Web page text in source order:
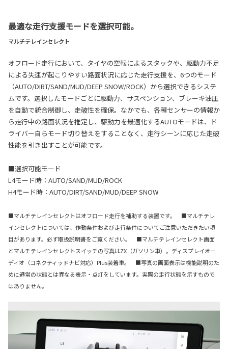
最適な走行支援モードを選択可能。
マルチテレインセレクト
オフロード走行において、タイヤの空転によるスタックや、駆動力不足
による失速が起こりやすい路面状況に応じた走行支援を、6つのモード
（AUTO/DIRT/SAND/MUD/DEEP SNOW/ROCK）から選択できるシステ
ムです。選択したモードごとに駆動力、サスペンション、ブレーキ油圧
を自動で統合制御し、走破性を確保。なかでも、各種センサーの情報か
ら走行中の路面状況を推定し、駆動力を最適化するAUTOモードは、ド
ライバー自らモード切り替えをすることなく、走行シーンに応じた走破
性能を引き出すことが可能です。
■選択可能モード
L4モード時：AUTO/SAND/MUD/ROCK
H4モード時：AUTO/DIRT/SAND/MUD/DEEP SNOW
■マルチテレインセレクトはオフロード走行を補助する装置です。 ■マルチテレ
インセレクトについては、作動条件および走行条件についてご注意いただきたい項
目があります。必ず取扱説明書をご覧ください。 ■マルチテレインセレクト画面
とマルチテレインセレクトスイッチの写真はZX（ガソリン車）。ディスプレイオー
ディオ（コネクティッドナビ対応）Plus装着車。 ■写真の画面表示は機能説明のた
めに通常の状態とは異なる表示・点灯をしています。実際の走行状態を示すもので
はありません。